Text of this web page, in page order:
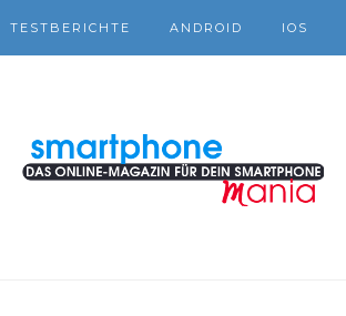
TESTBERICHTE ANDROID IOS